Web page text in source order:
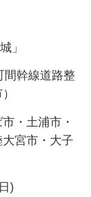
」
幹線道路整
土浦市・
宮市・大子
)